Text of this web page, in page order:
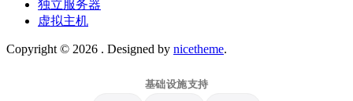
独立服务器
虚拟主机
Copyright © 2026 . Designed by nicetheme.
基础设施支持